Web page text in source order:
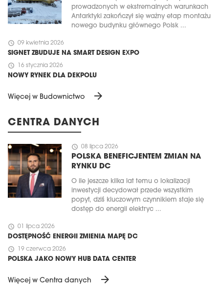
prowadzonych w ekstremalnych warunkach
Antarktyki zakończył się ważny etap montażu
nowego budynku głównego Polsk ...
schedule 09 kwietnia 2026
SIGNET ZBUDUJE NA SMART DESIGN EXPO
schedule 16 stycznia 2026
NOWY RYNEK DLA DEKPOLU
Więcej w Budownictwo arrow_forward
CENTRA DANYCH
schedule 08 lipca 2026
POLSKA BENEFICJENTEM ZMIAN NA
RYNKU DC
O ile jeszcze kilka lat temu o lokalizacji
inwestycji decydował przede wszystkim
popyt, dziś kluczowym czynnikiem staje się
dostęp do energii elektryc ...
schedule 01 lipca 2026
DOSTĘPNOŚĆ ENERGII ZMIENIA MAPĘ DC
schedule 19 czerwca 2026
POLSKA JAKO NOWY HUB DATA CENTER
Więcej w Centra danych arrow_forward